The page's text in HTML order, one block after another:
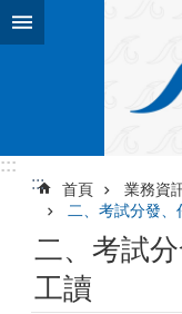
跳到主要內容區塊
:::
:::
首頁 業務資
二、考試分發
二、考試
工讀